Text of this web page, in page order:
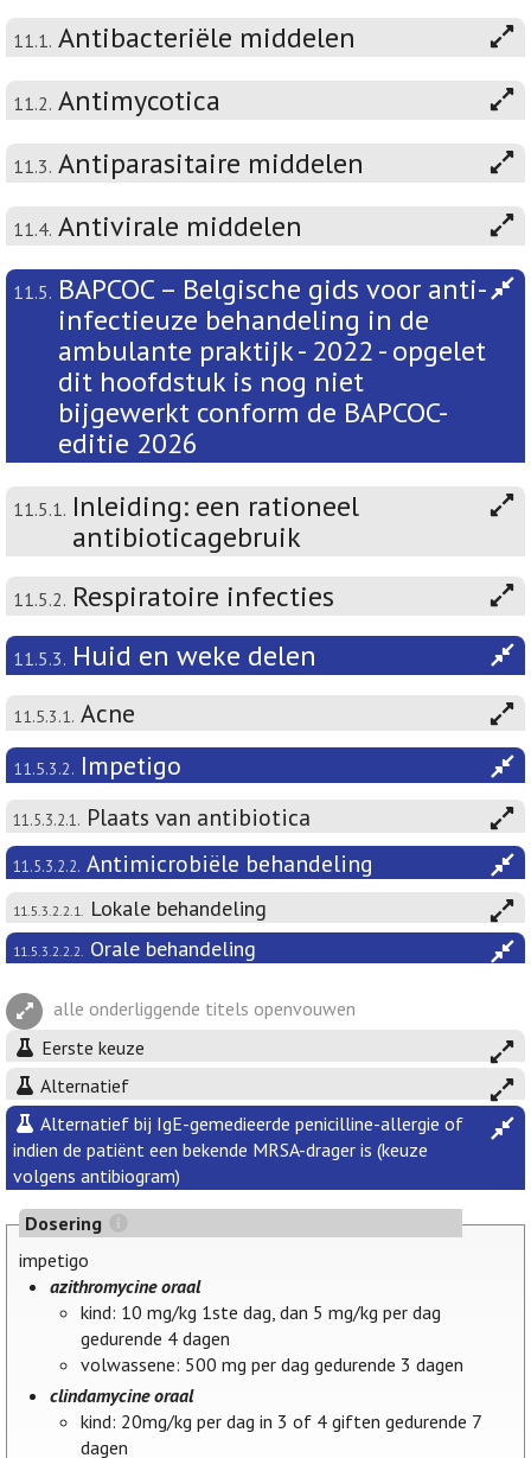
11.1. Antibacteriële middelen
11.2. Antimycotica
11.3. Antiparasitaire middelen
11.4. Antivirale middelen
11.5. BAPCOC – Belgische gids voor anti-
infectieuze behandeling in de
ambulante praktijk - 2022 - opgelet
dit hoofdstuk is nog niet
bijgewerkt conform de BAPCOC-
editie 2026
11.5.1. Inleiding: een rationeel
antibioticagebruik
11.5.2. Respiratoire infecties
11.5.3. Huid en weke delen
11.5.3.1. Acne
11.5.3.2. Impetigo
11.5.3.2.1. Plaats van antibiotica
11.5.3.2.2. Antimicrobiële behandeling
11.5.3.2.2.1. Lokale behandeling
11.5.3.2.2.2. Orale behandeling
alle onderliggende titels openvouwen
Eerste keuze
Alternatief
Alternatief bij IgE-gemedieerde penicilline-allergie of
indien de patiënt een bekende MRSA-drager is (keuze
volgens antibiogram)
Dosering
impetigo
azithromycine oraal
kind: 10 mg/kg 1ste dag, dan 5 mg/kg per dag
gedurende 4 dagen
volwassene: 500 mg per dag gedurende 3 dagen
clindamycine oraal
kind: 20mg/kg per dag in 3 of 4 giften gedurende 7
dagen